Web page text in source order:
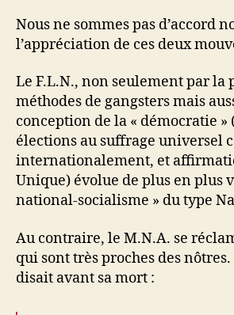
Nous ne sommes pas d’accord
l’appréciation de ces deux
Le F.L.N., non seulement par la
méthodes de gangsters mais
conception de la « démocratie »
élections au suffrage universel
internationalement, et
Unique) évolue de plus en plus
national-socialisme » du type
Au contraire, le M.N.A. se
qui sont très proches des
disait avant sa mort :